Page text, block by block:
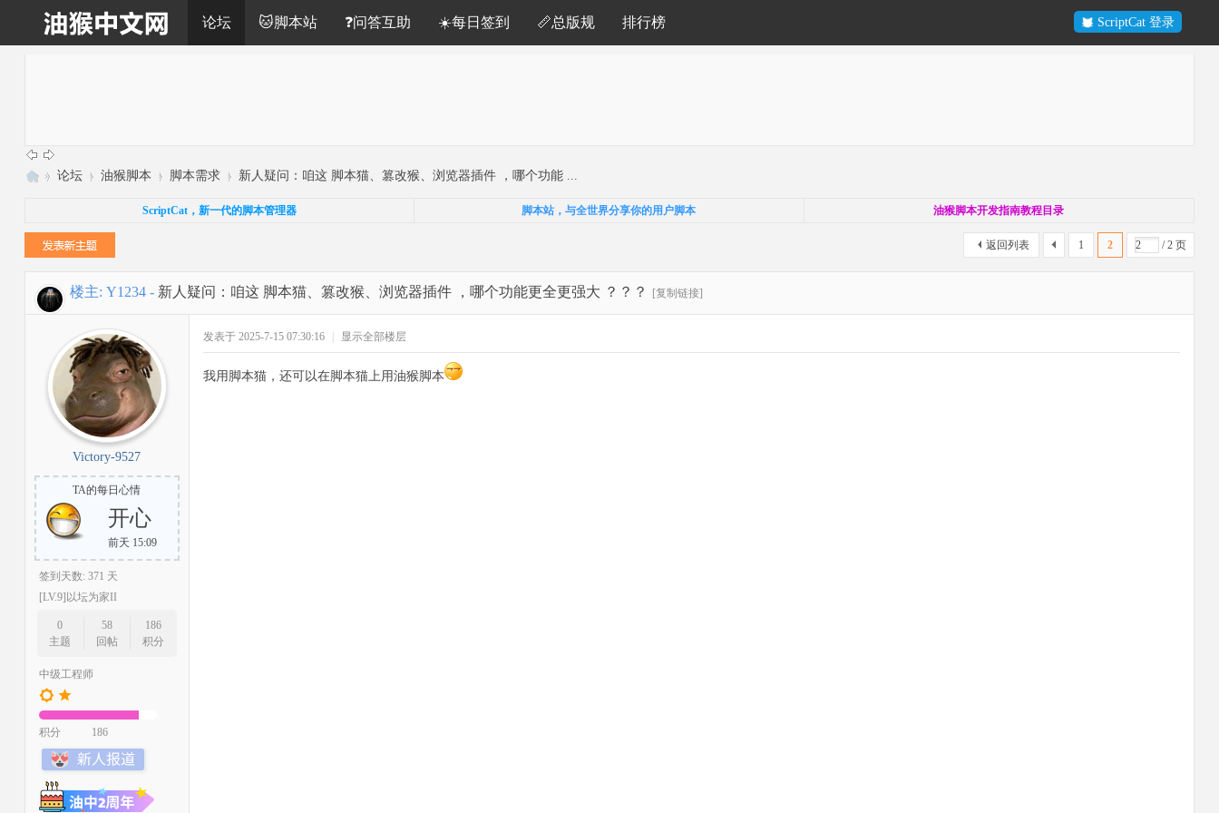
ScriptCat 登录
论坛 🐱脚本站 ❓问答互助 ☀️每日签到 📏总版规 排行榜
中
网
» 论坛 › 油猴脚本 › 脚本需求 › 新人疑问：咱这 脚本猫、篡改猴、浏览器插件 ，哪个功能 ...
ScriptCat，新一代的脚本管理器 脚本站，与全世界分享你的用户脚本 油猴脚本开发指南教程目录
1 2 / 2 页
返回列表
楼主: Y1234- 新人疑问：咱这 脚本猫、篡改猴、浏览器插件 ，哪个功能更全更强大 ？？？ [复制链接]
Victory-9527
TA的每日心情
开心
前天 15:09
签到天数: 371 天
[LV.9]以坛为家II
0
主题
58
回帖
186
积分
中级工程师
积分 186
发表于 2025-7-15 07:30:16 显示全部楼层
我用脚本猫，还可以在脚本猫上用油猴脚本